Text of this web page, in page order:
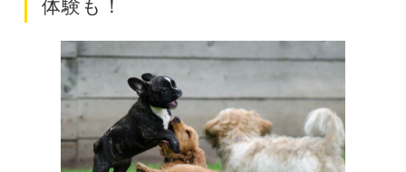
体験も！